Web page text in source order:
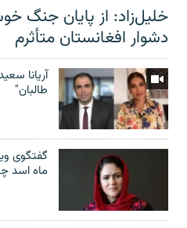
خلیل‌زاد: از پایان جنگ
دشوار افغانستان متأثرم
آریانا
طالبان"
ماه اسد